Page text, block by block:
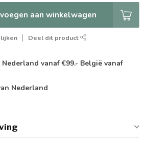
aan winkelwagen
Deel dit product
vanaf €99.- België vanaf
Nederland